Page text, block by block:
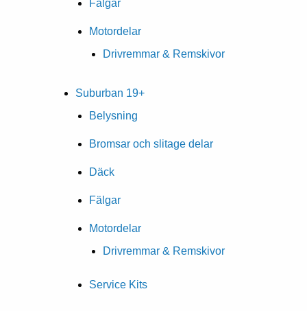
Fälgar
Motordelar
Drivremmar & Remskivor
Suburban 19+
Belysning
Bromsar och slitage delar
Däck
Fälgar
Motordelar
Drivremmar & Remskivor
Service Kits